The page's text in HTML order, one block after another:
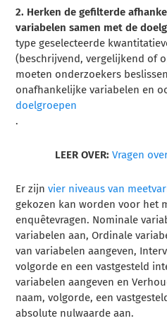
2. Herken de gefilterde
variabelen samen met de
type geselecteerde
(beschrijvend, vergelijkend of
moeten onderzoekers
onafhankelijke variabelen en
doelgroepen
.
LEER OVER: Vragen
Er zijnvier niveaus van
gekozen kan worden voor het
enquêtevragen. Nominale
variabelen aan,Ordinale
van variabelen aangeven,
volgorde en een vastgesteld
variabelen aangeven en
naam, volgorde, een
absolute nulwaarde aan.